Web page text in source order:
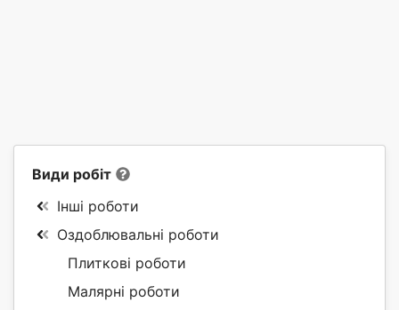
Види робіт
Інші роботи
Оздоблювальні роботи
Плиткові роботи
Малярні роботи